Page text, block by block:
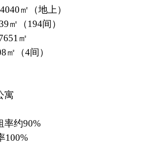
㎡（地上）
㎡（194间）
㎡
㎡（4间）
寓
率约90%
100%